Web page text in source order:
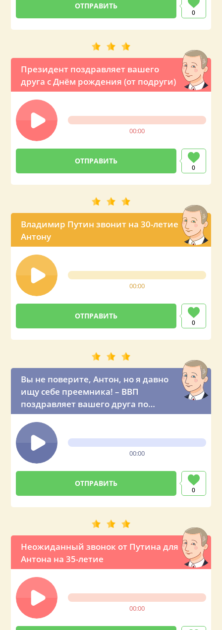
0
Президент поздравляет вашего
друга с Днём рождения (от подруги)
00:00
0
Владимир Путин звонит на 30-летие
Антону
00:00
0
Вы не поверите, Антон, но я давно
ищу себе преемника! – ВВП
поздравляет вашего друга по
телефону
00:00
0
Неожиданный звонок от Путина для
Антона на 35-летие
00:00